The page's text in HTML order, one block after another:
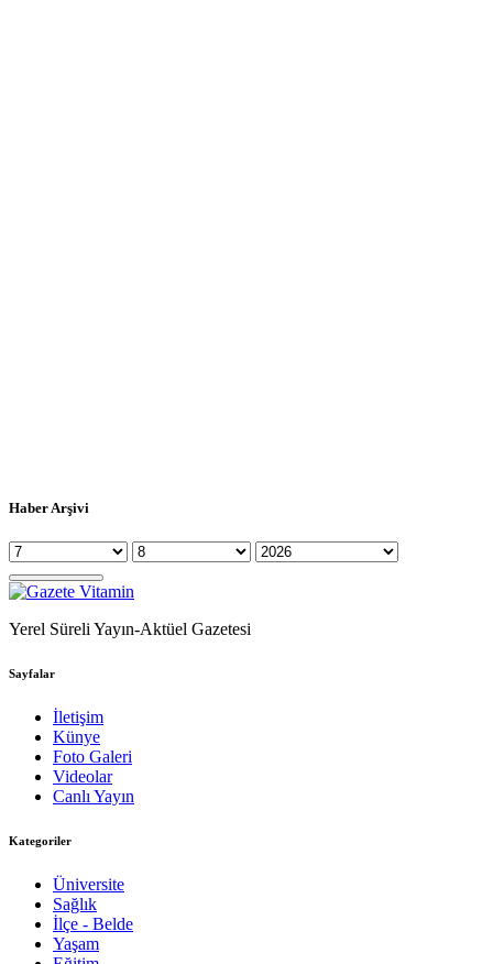
Haber Arşivi
Yerel Süreli Yayın-Aktüel Gazetesi
Sayfalar
İletişim
Künye
Foto Galeri
Videolar
Canlı Yayın
Kategoriler
Üniversite
Sağlık
İlçe - Belde
Yaşam